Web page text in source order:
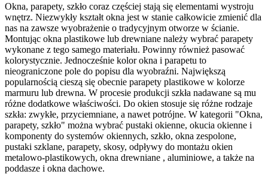
Okna, parapety, szkło coraz częściej stają się elementami wystroju
wnętrz. Niezwykły kształt okna jest w stanie całkowicie zmienić dla
nas na zawsze wyobrażenie o tradycyjnym otworze w ścianie.
Montując okna plastikowe lub drewniane należy wybrać parapety
wykonane z tego samego materiału. Powinny również pasować
kolorystycznie. Jednocześnie kolor okna i parapetu to
nieograniczone pole do popisu dla wyobraźni. Największą
popularnością cieszą się obecnie parapety plastikowe w kolorze
marmuru lub drewna. W procesie produkcji szkła nadawane są mu
różne dodatkowe właściwości. Do okien stosuje się różne rodzaje
szkła: zwykłe, przyciemniane, a nawet potrójne. W kategorii "Okna,
parapety, szkło" można wybrać pustaki okienne, okucia okienne i
komponenty do systemów okiennych, szkło, okna zespolone,
pustaki szklane, parapety, skosy, odpływy do montażu okien
metalowo-plastikowych, okna drewniane , aluminiowe, a także na
poddasze i okna dachowe.